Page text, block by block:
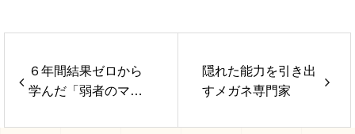
６年間結果ゼロから
学んだ「弱者のマー
孝彰〜
隠れた能力を引き出
すメガネ専門家